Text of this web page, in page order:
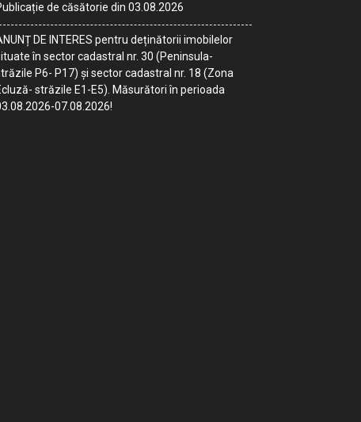
de căsătorie din 03.08.2026
DE INTERES pentru deținătorii imobilelor
în sector cadastral nr. 30 (Peninsula-
P6- P17) și sector cadastral nr. 18 (Zona
străzile E1-E5). Măsurători în perioada
07.08.2026!